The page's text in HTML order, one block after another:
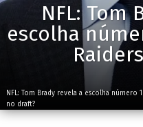
NFL: Tom
escolha
NFL: Tom Brady revela a escolha número
no draft?